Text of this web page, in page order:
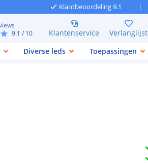
Klantbeoordeling 9.1
9.1 / 10 Klantenservice Verlanglijst
Diverse leds Toepassingen